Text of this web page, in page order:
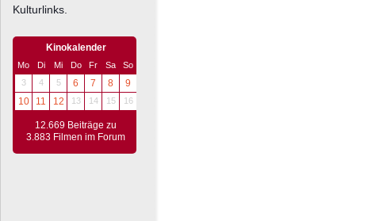
Kulturlinks.
Kinokalender
Mo Di Mi Do Fr Sa
So
3
4 5 6 7 8
9
10
11 12 13 14 15 16
12.669 Beiträge zu
3.883 Filmen im Forum